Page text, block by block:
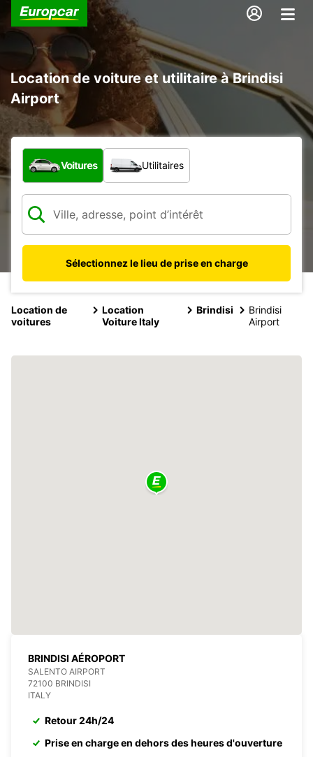
Location de voiture et utilitaire à Brindisi
Airport
Quel type de véhicule ?
Voitures Utilitaires
Sélectionnez le lieu de prise en charge
Location de
voitures
Location
Voiture Italy
Brindisi
Brindisi
Airport
BRINDISI AÉROPORT
SALENTO AIRPORT
72100 BRINDISI
ITALY
Retour 24h/24
Prise en charge en dehors des heures d'ouverture